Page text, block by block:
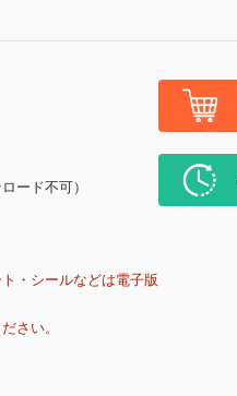
ード不可）
・シールなどは電子版
さい。